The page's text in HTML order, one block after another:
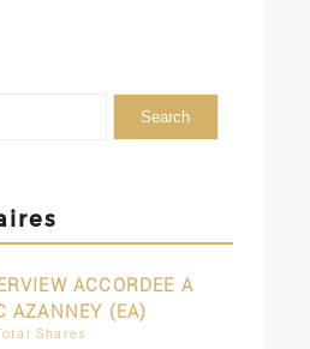
ACCORDEE A
AZANNEY (EA)
Shares